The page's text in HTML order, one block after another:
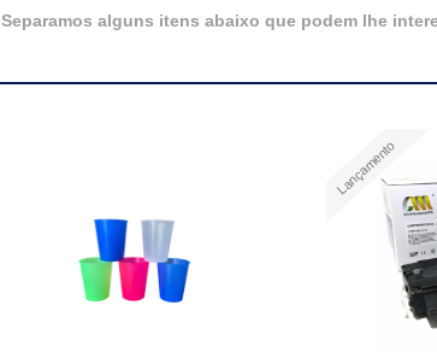
Separamos alguns itens abaixo que podem lhe
Lançamento